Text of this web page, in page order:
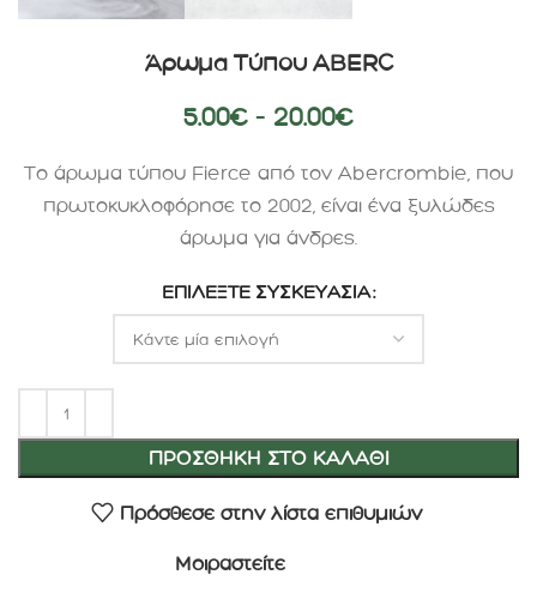
Άρωμα Τύπου ABERC
5.00€ – 20.00€
Το άρωμα τύπου Fierce από τον Abercrombie, που
πρωτοκυκλοφόρησε το 2002, είναι ένα ξυλώδες
άρωμα για άνδρες.
ΕΠΙΛΈΞΤΕ ΣΥΣΚΕΥΑΣΊΑ
ΠΡΟΣΘΉΚΗ ΣΤΟ ΚΑΛΆΘΙ
Πρόσθεσε στην λίστα επιθυμιών
Μοιραστείτε